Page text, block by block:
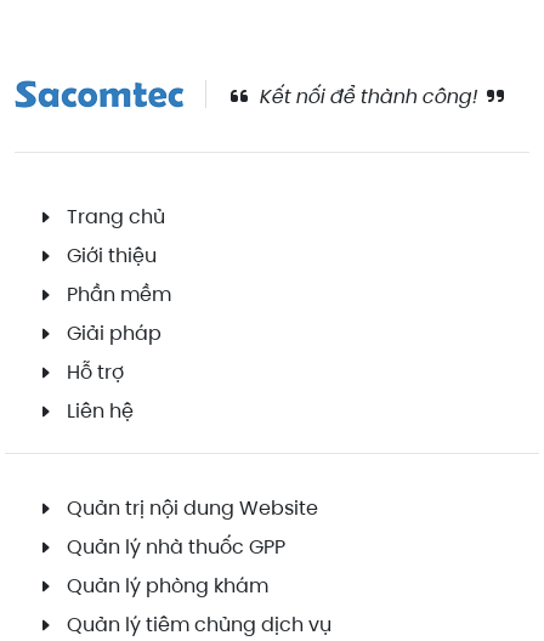
Kết nối để thành công!
Trang chủ
Giới thiệu
Phần mềm
Giải pháp
Hỗ trợ
Liên hệ
Quản trị nội dung Website
Quản lý nhà thuốc GPP
Quản lý phòng khám
Quản lý tiêm chủng dịch vụ